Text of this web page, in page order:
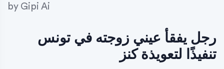
by Gipi Ai
رجل يفقأ عيني زوجته في تونس
تنفيذًا لتعويذة كنز